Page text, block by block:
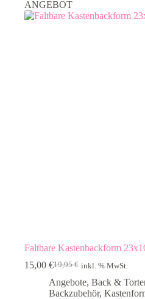
ANGEBOT
Faltbare Kastenbackform
19,95€
Ursprünglicher
Preis
war:
15,00 €Aktueller
Preis
ist:
inkl. % MwSt.
Angebote, Back &
Backzubehör,